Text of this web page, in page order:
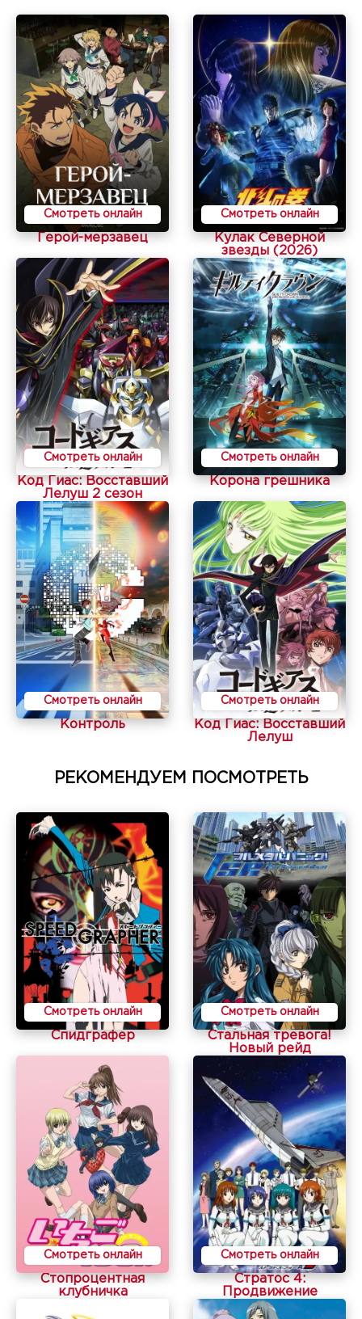
Смотреть онлайн
Герой-мерзавец
Смотреть онлайн
Кулак Северной
звезды (2026)
Смотреть онлайн
Код Гиас: Восставший
Лелуш 2 сезон
Смотреть онлайн
Корона грешника
Смотреть онлайн
Контроль
Смотреть онлайн
Код Гиас: Восставший
Лелуш
РЕКОМЕНДУЕМ ПОСМОТРЕТЬ
Смотреть онлайн
Спидграфер
Смотреть онлайн
Стальная тревога!
Новый рейд
Смотреть онлайн
Стопроцентная
клубничка
Смотреть онлайн
Стратос 4:
Продвижение